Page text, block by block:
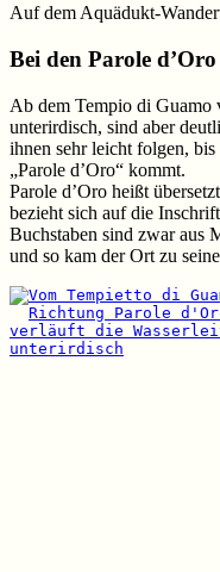
Auf dem Aquädukt-
Bei den Parole d’Oro
Ab dem Tempio di Guamo
unterirdisch, sind aber
ihnen sehr leicht folgen,
„Parole d’Oro“ kommt.
Parole d’Oro heißt
bezieht sich auf die
Buchstaben sind zwar aus
und so kam der Ort zu